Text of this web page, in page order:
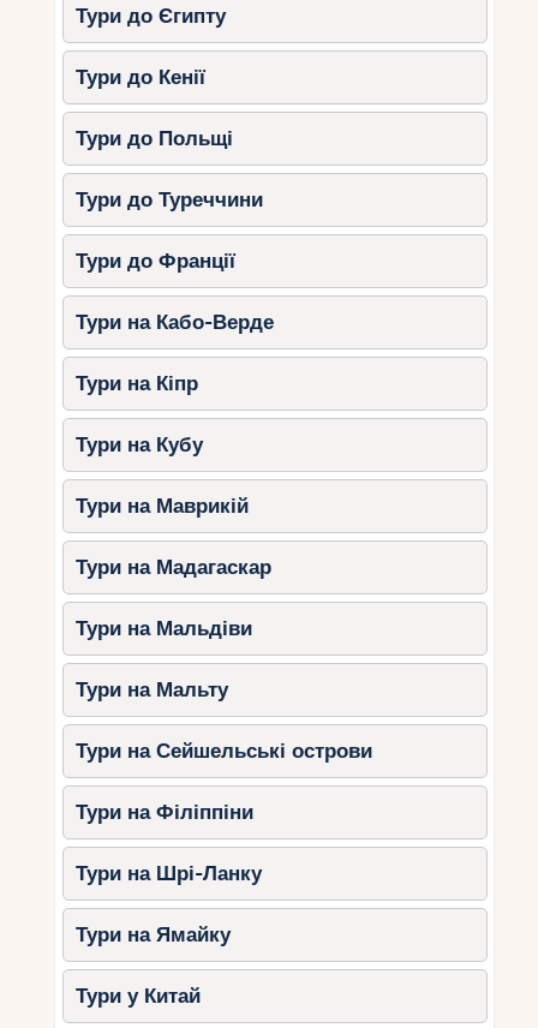
Тури до Єгипту
Тури до Кенії
Тури до Польщі
Тури до Туреччини
Тури до Франції
Тури на Кабо-Верде
Тури на Кіпр
Тури на Кубу
Тури на Маврикій
Тури на Мадагаскар
Тури на Мальдіви
Тури на Мальту
Тури на Сейшельські острови
Тури на Філіппіни
Тури на Шрі-Ланку
Тури на Ямайку
Тури у Китай